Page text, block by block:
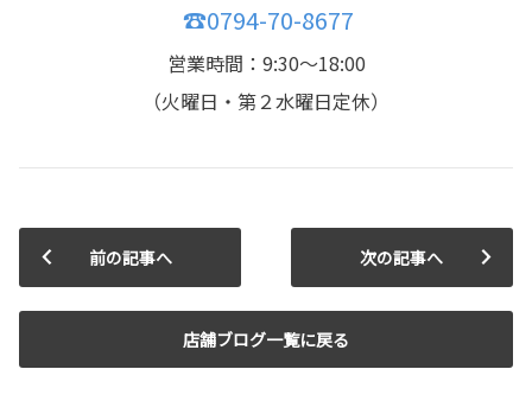
☎0794-70-8677
営業時間：9:30〜18:00
（火曜日・第２水曜日定休）
前の記事へ
店舗ブログ一覧に戻る
次の記事へ